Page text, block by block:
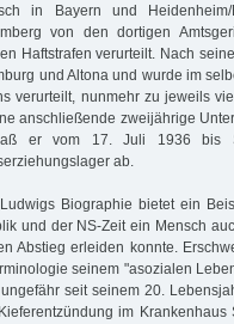
in Bayern und
von den dortigen
Haftstrafen verurteilt. Nach
und Altona und wurde im
verurteilt, nunmehr zu jeweils
anschließende zweijährige
er vom 17. Juli 1936 bis
ab.
Biographie bietet ein
und der NS-Zeit ein Mensch
Abstieg erleiden konnte.
seinem "asozialen
seit seinem 20.
im